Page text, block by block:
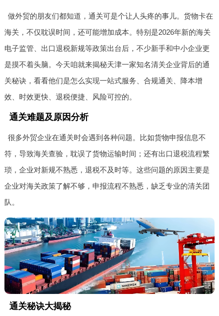
做外贸的朋友们都知道，通关可是个让人头疼的事儿。货物卡在
海关，不仅耽误时间，还可能增加成本。特别是2026年新的海关
电子监管、出口退税新规等政策出台后，不少新手和中小企业更
是摸不着头脑。今天咱就来揭秘天津一家知名清关企业背后的通
关秘诀，看看他们是怎么实现一站式服务、合规通关、降本增
效、时效更快、退税便捷、风险可控的。
通关难题及原因分析
很多外贸企业在通关时会遇到各种问题。比如货物申报信息不
符，导致海关查验，耽误了货物运输时间；还有出口退税流程繁
琐，企业对新规不熟悉，退税不及时等。这些问题的原因主要是
企业对海关政策了解不够，申报流程不熟悉，缺乏专业的清关团
队。
通关秘诀大揭秘